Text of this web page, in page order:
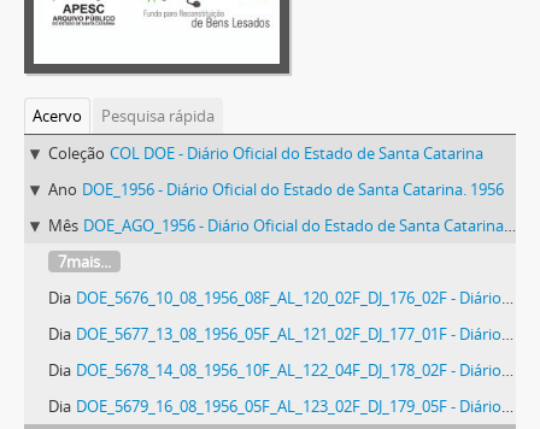
Acervo
Pesquisa rápida
Coleção COL DOE - Diário Oficial do Estado de Santa Catarina
Ano DOE_1956 - Diário Oficial do Estado de Santa Catarina. 1956
Mês DOE_AGO_1956 - Diário Oficial do Estado de Santa Catarina. Agosto de 1956
7mais...
Dia DOE_5676_10_08_1956_08F_AL_120_02F_DJ_176_02F - Diário Oficial do Estado de Santa Catarina. Ano 23. N° 5676 de 10/08/1956
Dia DOE_5677_13_08_1956_05F_AL_121_02F_DJ_177_01F - Diário Oficial do Estado de Santa Catarina. Ano 23. N° 5677 de 13/08/1956
Dia DOE_5678_14_08_1956_10F_AL_122_04F_DJ_178_02F - Diário Oficial do Estado de Santa Catarina. Ano 23. N° 5678 de 14/08/1956
Dia DOE_5679_16_08_1956_05F_AL_123_02F_DJ_179_05F - Diário Oficial do Estado de Santa Catarina. Ano 23. N° 5679 de 16/08/1956